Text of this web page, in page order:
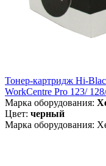
Тонер-картридж Hi-
WorkCentre Pro 123/
Марка оборудования:
Цвет: черный
Марка оборудования: